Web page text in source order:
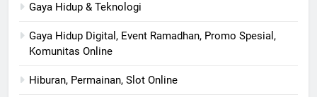
Gaya Hidup & Teknologi
Gaya Hidup Digital, Event Ramadhan, Promo Spesial,
Komunitas Online
Hiburan, Permainan, Slot Online